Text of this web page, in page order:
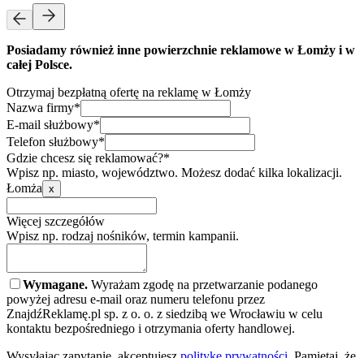
Posiadamy również inne powierzchnie reklamowe w Łomży i w
całej Polsce.
Otrzymaj bezpłatną ofertę na reklamę w Łomży
Nazwa firmy*
E-mail służbowy*
Telefon służbowy*
Gdzie chcesz się reklamować?*
Wpisz np. miasto, województwo. Możesz dodać kilka lokalizacji.
Łomża x
Więcej szczegółów
Wpisz np. rodzaj nośników, termin kampanii.
Wymagane. Wyrażam zgodę na przetwarzanie podanego
powyżej adresu e-mail oraz numeru telefonu przez
ZnajdźReklamę.pl sp. z o. o. z siedzibą we Wrocławiu w celu
kontaktu bezpośredniego i otrzymania oferty handlowej.